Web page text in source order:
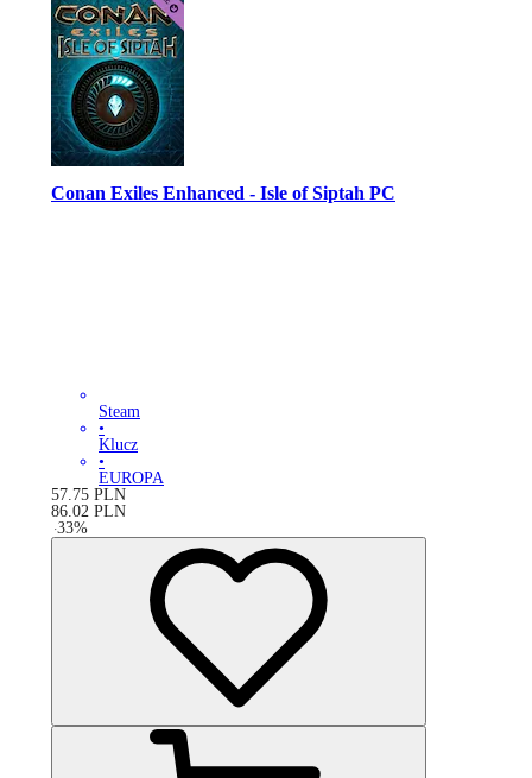
Conan Exiles Enhanced - Isle of Siptah PC
Steam
•
Klucz
•
EUROPA
57.75 PLN
86.02 PLN
-33%